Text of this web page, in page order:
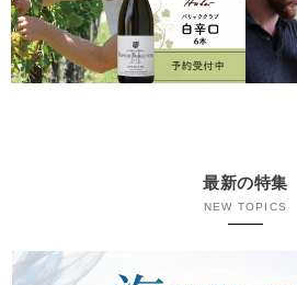
最新の特集
NEW TOPICS